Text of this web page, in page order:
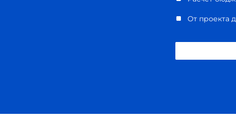
От проекта